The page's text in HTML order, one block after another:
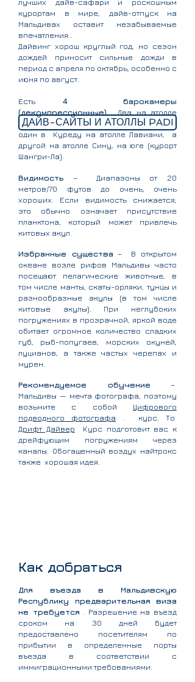
курортам в мире, дайв-отпуск на
Мальдивах оставит незабываемые
впечатления .
Дайвинг хорош круглый год, но сезон
дождей приносит сильные дожди в
период с апреля по октябрь, особенно с
июня по август.
Есть 4
барокамеры
(декомпрессионные)
. Два на атолле
Мале
(Bandos Resort, Kuramathi Resort),
один в
Куреду на атолле Лавиани,
а
другой на атолле Сину, на юге (курорт
Шангри-Ла).
Видимость –
Диапазоны от 20
метров/70 футов до очень, очень
хороших. Если видимость снижается,
это обычно означает присутствие
планктона, который может привлечь
китовых акул.
Избранные существа –
В открытом
океане возле рифов Мальдивы часто
посещают пелагические животные, в
том числе манты, скаты-орляки, тунцы и
разнообразные акулы (в том числе
китовые акулы). При неглубоких
погружениях в прозрачной, яркой воде
обитает огромное количество сладких
губ, рыб-попугаев, морских окуней,
луцианов, а также частых черепах и
мурен.
Рекомендуемое обучение –
Мальдивы — мечта фотографа, поэтому
возьмите с собой Цифрового
подводного фотографа
курс. То
Дрифт Дайвер
Курс подготовит вас к
дрейфующим погружениям через
каналы. Обогащенный воздух найтрокс
также хорошая идея.
Как добраться
Для въезда в Мальдивскую
Республику предварительная виза
не требуется . Разрешение на въезд
сроком на 30 дней будет
предоставлено посетителям по
прибытии в определенные порты
въезда в соответствии с
иммиграционными требованиями:
ДАЙВ-САЙТЫ И АТОЛЛЫ PADI